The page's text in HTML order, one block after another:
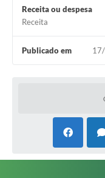
Receita ou despesa
Receita
Publicado em